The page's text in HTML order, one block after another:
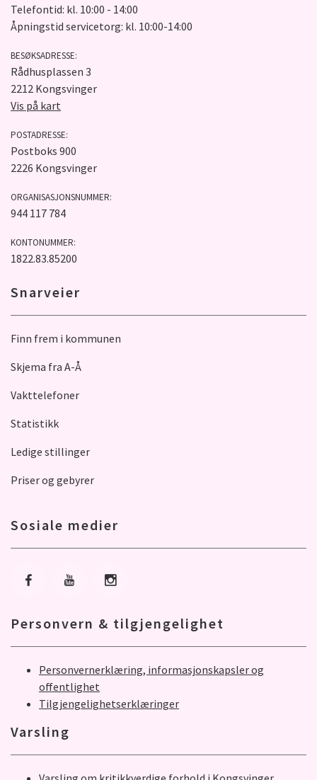
Telefontid: kl. 10:00 - 14:00
Åpningstid servicetorg: kl. 10:00-14:00
BESØKSADRESSE:
Rådhusplassen 3
2212 Kongsvinger
Vis på kart
POSTADRESSE:
Postboks 900
2226 Kongsvinger
ORGANISASJONSNUMMER:
944 117 784
KONTONUMMER:
1822.83.85200
Snarveier
Finn frem i kommunen
Skjema fra A-Å
Vakttelefoner
Statistikk
Ledige stillinger
Priser og gebyrer
Sosiale medier
Gå til Facebook
Gå til YoutubeGå til Instagram
Personvern & tilgjengelighet
Personvernerklæring, informasjonskapsler og
offentlighet
Tilgjengelighetserklæringer
Varsling